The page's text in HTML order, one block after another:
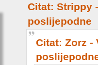
Citat: Strippy
poslijepodne
Citat: Zorz -